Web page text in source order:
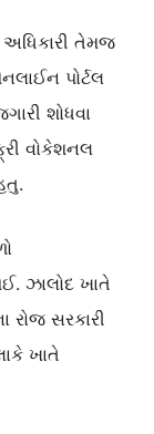
તેમજ
પોર્ટલ
શોધવા
વોકેશનલ
ઝાલોદ ખાતે
રોજ સરકારી
ખાતે